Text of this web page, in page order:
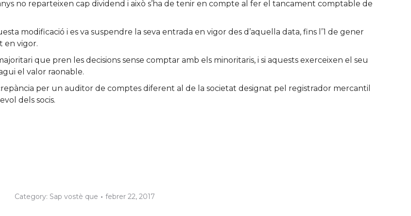
no reparteixen cap dividend i això s’ha de tenir en compte al fer el tancament comptable de
modificació i es va suspendre la seva entrada en vigor des d’aquella data, fins l’1 de gener
en vigor.
que pren les decisions sense comptar amb els minoritaris, i si aquests exerceixen el seu
el valor raonable.
per un auditor de comptes diferent al de la societat designat pel registrador mercantil
dels socis.
Category: Sap vostè que febrer 22, 2017